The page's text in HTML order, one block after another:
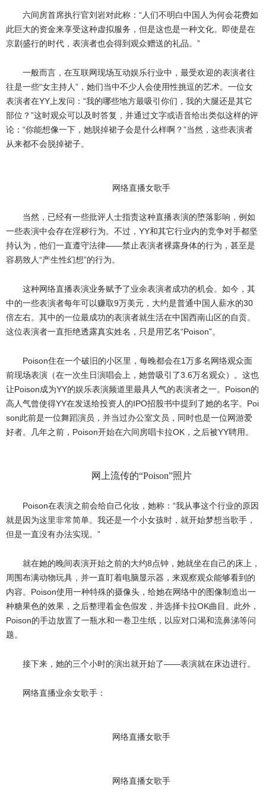
六间房首席执行官刘岩对此称：“人们不明白中国人为何会花费如
此巨大的资金来享受这种虚拟服务，但是这也是一种文化。即使是在
京剧盛行的时代，表演者也会得到观众赠送的礼品。”
一般而言，在互联网现场互动娱乐行业中，最受欢迎的表演者往
往是一些“女主持人”，她们当中不少人会使用性挑逗的艺术。一位女
表演者在YY上发问：“我的哪些地方最吸引你们，我的大腿还是其它
部位？”这时观众可以及时答复，并通过文字或语音给出类似这样的评
论：“你能想像一下，她脱掉裙子会是什么样啊？”当然，这些表演者
从来都不会脱掉裙子。
网络直播女歌手
当然，已经有一些批评人士指责这种直播表演的堕落影响，例如
一些表演中会存在淫秽行为。不过，YY和其它行业内的竞争对手都坚
持认为，他们一直遵守法律——禁止表演者裸露身体的行为，甚至是
容易致人“产生性幻想”的行为。
这种网络直播表演业务赋予了业余表演者成功的机会。如今，其
中的一些表演者每年可以赚取9万美元，大约是普通中国人薪水的30
倍左右。其中的一位最成功的表演者就生活在中国西南山区的自贡。
这位表演者一直拒绝透露真实姓名，只是用艺名“Poison”。
Poison住在一个破旧的小区里，每晚都会在1万多名网络观众面
前现场表演（在一次生日演唱会上，她曾吸引了3.6万名观众）。这也
让Poison成为YY的娱乐表演频道里最具人气的表演者之一。Poison的
高人气曾使得YY在发送给投资人的IPO招股书中提到了她的名字。Poi
son此前是一位舞蹈演员，并当过办公室文员，同时也是一位网游爱
好者。几年之前，Poison开始在六间房唱卡拉OK，之后被YY聘用。
网上流传的“Poison”照片
Poison在表演之前会给自己化妆，她称：“我从事这个行业的原因
就是因为这里非常简单。我还是一个小女孩时，就开始梦想当歌手，
但是一直没有办法实现。”
就在她的晚间表演开始之前的大约8点钟，她就坐在自己的床上，
周围布满动物玩具，并一直盯着电脑显示器，来观察观众能够看到的
内容。Poison使用一种特殊的摄像头，给她在网络中的图像制造出一
种糖果色的效果，之后整理着金色假发，并选择卡拉OK曲目。此外，
Poison的手边放置了一瓶水和一卷卫生纸，以应对口渴和流鼻涕等问
题。
接下来，她的三个小时的演出就开始了——表演就在床边进行。
网络直播业余女歌手：
网络直播女歌手
网络直播女歌手